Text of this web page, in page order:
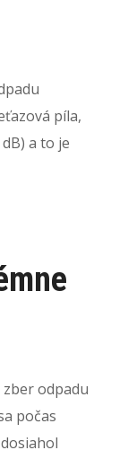
píla,
a to je
odpadu
počas